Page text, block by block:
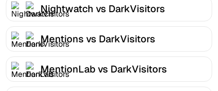
Nightwatch vs DarkVisitors
Mentions vs DarkVisitors
MentionLab vs DarkVisitors